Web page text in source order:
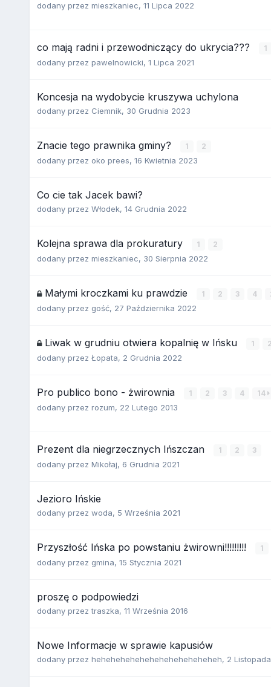
dodany przez mieszkaniec, 11 Lipca 2022
co mają radni i przewodniczący do ukrycia??? 1
dodany przez pawelnowicki, 1 Lipca 2021
Koncesja na wydobycie kruszywa uchylona
dodany przez Ciemnik, 30 Grudnia 2023
Znacie tego prawnika gminy? 1 2
dodany przez oko prees, 16 Kwietnia 2023
Co cie tak Jacek bawi?
dodany przez Włodek, 14 Grudnia 2022
Kolejna sprawa dla prokuratury 1 2
dodany przez mieszkaniec, 30 Sierpnia 2022
Małymi kroczkami ku prawdzie 1 2 3 4
dodany przez gość, 27 Października 2022
Liwak w grudniu otwiera kopalnię w Ińsku 1 2
dodany przez Łopata, 2 Grudnia 2022
Pro publico bono - żwirownia 1 2 3 4 14
dodany przez rozum, 22 Lutego 2013
Prezent dla niegrzecznych Ińszczan 1 2 3
dodany przez Mikołaj, 6 Grudnia 2021
Jezioro Ińskie
dodany przez woda, 5 Września 2021
Przyszłość Ińska po powstaniu żwirowni!!!!!!!!! 1
dodany przez gmina, 15 Stycznia 2021
proszę o podpowiedzi
dodany przeztraszka, 11 Września 2016
Nowe Informacje w sprawie kapusiów
dodany przez heheheheheheheheheheheheheh, 2 Listopada